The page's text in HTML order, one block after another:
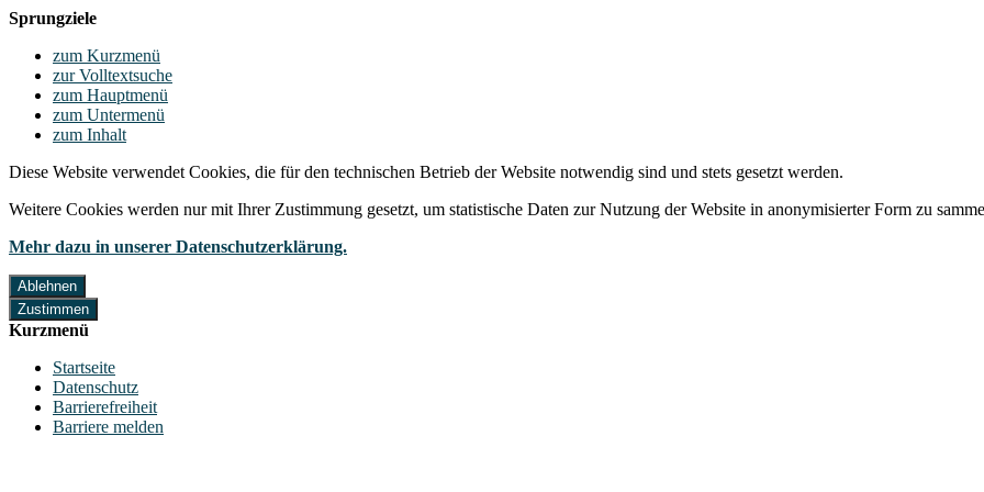
Sprungziele
zum Kurzmenü
zur Volltextsuche
zum Hauptmenü
zum Untermenü
zum Inhalt
Diese Website verwendet Cookies, die für den technischen Betrieb der Website notwendig sind und stets gesetzt werden.
Weitere Cookies werden nur mit Ihrer Zustimmung gesetzt, um statistische Daten zur Nutzung der Website in anonymisierter Form zu
Mehr dazu in unserer Datenschutzerklärung.
Ablehnen
Zustimmen
Kurzmenü
Startseite
Datenschutz
Barrierefreiheit
Barriere melden